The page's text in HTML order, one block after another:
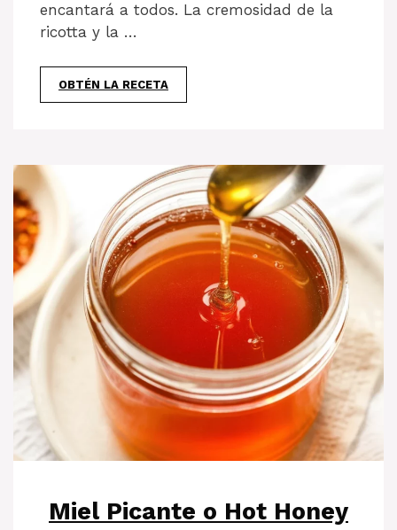
encantará a todos. La cremosidad de la
ricotta y la …
OBTÉN LA RECETA
Miel Picante o Hot Honey